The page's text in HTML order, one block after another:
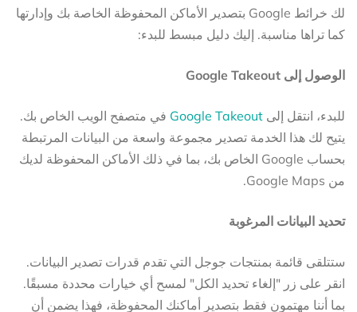
لك خرائط Google بتصدير الأماكن المحفوظة الخاصة بك وإدارتها
كما تراها مناسبة. إليك دليل مبسط للبدء:
الوصول إلى Google Takeout
للبدء، انتقل إلى Google Takeout في متصفح الويب الخاص بك.
يتيح لك هذا الخدمة تصدير مجموعة واسعة من البيانات المرتبطة
بحساب Google الخاص بك، بما في ذلك الأماكن المحفوظة لديك
من Google Maps.
تحديد البيانات المرغوبة
ستتلقى قائمة بمنتجات جوجل التي تقدم قدرات تصدير البيانات.
انقر على زر "إلغاء تحديد الكل" لمسح أي خيارات محددة مسبقًا.
بما أننا مهتمون فقط بتصدير أماكنك المحفوظة، فهذا يضمن أن